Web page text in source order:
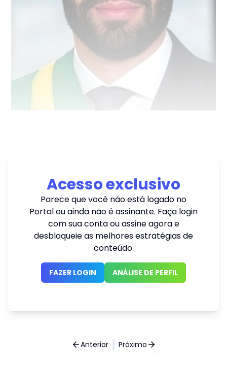
Acesso exclusivo
Parece que você não está logado no
Portal ou ainda não é assinante. Faça login
com sua conta ou assine agora e
desbloqueie as melhores estratégias de
conteúdo.
FAZER LOGIN ANÁLISE DE PERFIL
Anterior Próximo